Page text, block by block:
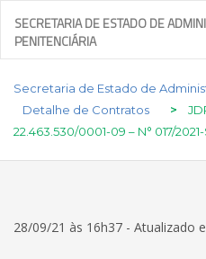
SECRETARIA DE ESTADO DE
PENITENCIÁRIA
Secretaria de Estado de
Detalhe de Contratos
>
22.463.530/0001-09 – N° 017/
28/09/21 às 16h37 - Atualizado